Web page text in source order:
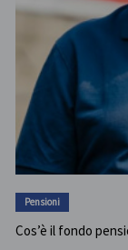
Pensioni
Cos’è il fondo